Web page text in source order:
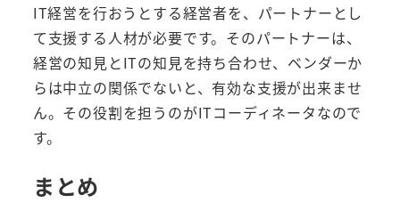
IT経営を行おうとする経営者を、パートナーとし
て支援する人材が必要です。そのパートナーは、
経営の知見とITの知見を持ち合わせ、ベンダーか
らは中立の関係でないと、有効な支援が出来ませ
ん。その役割を担うのがITコーディネータなので
す。
まとめ